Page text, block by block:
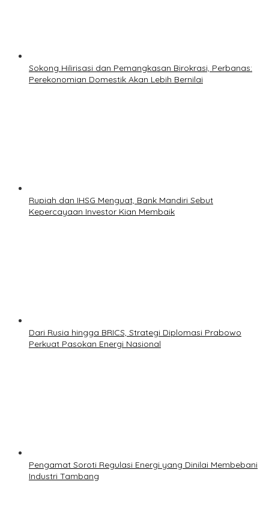
Sokong Hilirisasi dan Pemangkasan Birokrasi, Perbanas:
Perekonomian Domestik Akan Lebih Bernilai
Rupiah dan IHSG Menguat, Bank Mandiri Sebut
Kepercayaan Investor Kian Membaik
Dari Rusia hingga BRICS, Strategi Diplomasi Prabowo
Perkuat Pasokan Energi Nasional
Pengamat Soroti Regulasi Energi yang Dinilai Membebani
Industri Tambang